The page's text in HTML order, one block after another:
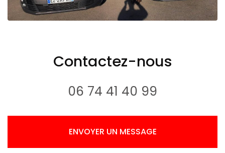
Contactez-nous
06 74 41 40 99
ENVOYER UN MESSAGE